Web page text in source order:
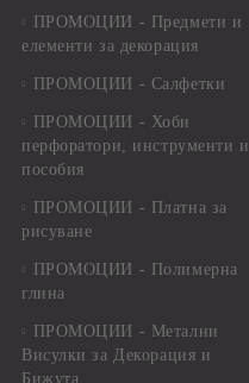
ПРОМОЦИИ - Предмети и
елементи за декорация
ПРОМОЦИИ - Салфетки
ПРОМОЦИИ - Хоби
перфоратори, инструменти и
пособия
ПРОМОЦИИ - Платна за
рисуване
ПРОМОЦИИ - Полимерна
глина
ПРОМОЦИИ - Метални
Висулки за Декорация и
Бижута